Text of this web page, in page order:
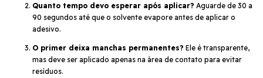
Quanto tempo devo esperar após aplicar? Aguarde de 30 a
90 segundos até que o solvente evapore antes de aplicar o
adesivo.
O primer deixa manchas permanentes? Ele é transparente,
mas deve ser aplicado apenas na área de contato para evitar
resíduos.